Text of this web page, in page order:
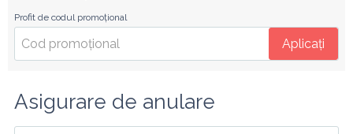
Profit de codul promoțional
Aplicați
Asigurare de anulare